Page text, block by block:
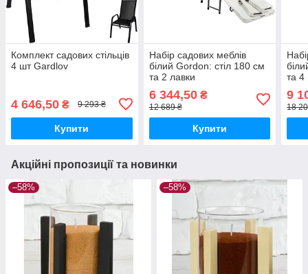
Комплект садових стільців
4 шт Gardlov
4 646,50 ₴ 9 293 ₴
Купити
Набір садових меблів
білий Gordon: стіл 180 см
та 2 лавки
6 344,50₴
12 689 ₴
Купити
та 4
9
18
Акційні пропозиції та новинки
–58% –58%